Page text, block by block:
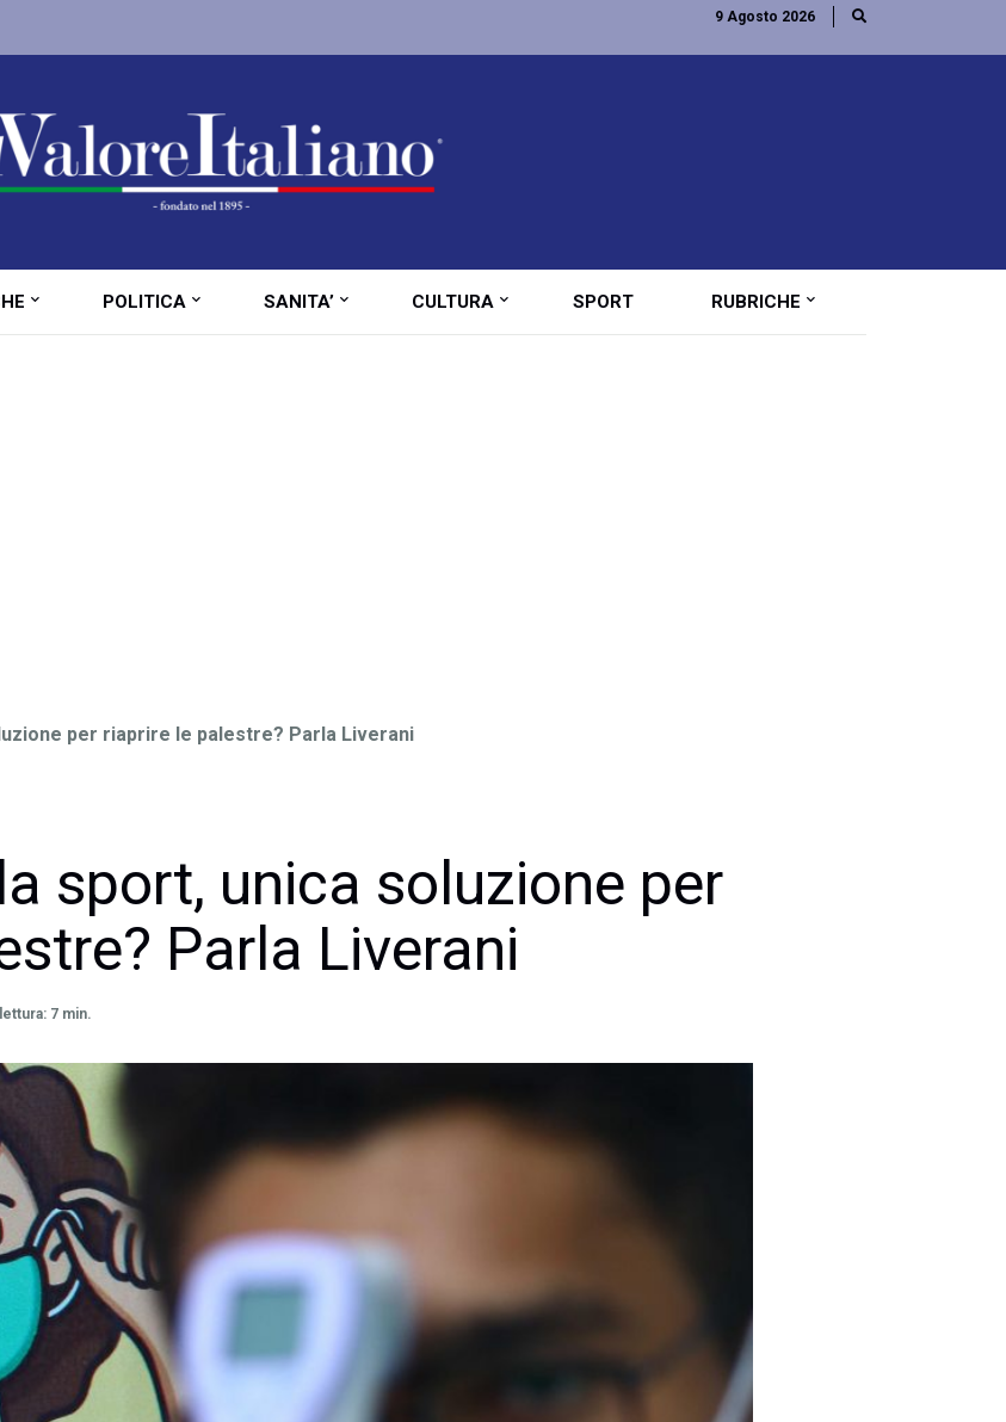
9 Agosto 2026
POLITICA SANITA’ CULTURA SPORT RUBRICHE
per riaprire le palestre? Parla Liverani
sport, unica soluzione per
Parla Liverani
7 min.